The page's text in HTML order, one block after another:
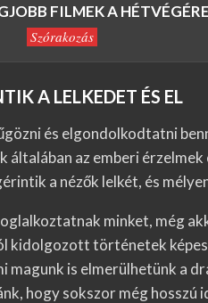
FILMEK A
Szórakozás
A LELKEDET ÉS EL
és elgondolkodtatni
az emberi
a nézők lelkét, és
minket, még
kidolgozott történetek
is elmerülhetünk a
hogy sokszor még hosszú